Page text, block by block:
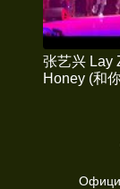
张艺兴 Lay
Honey (和